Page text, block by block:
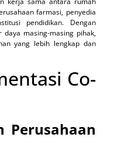
farmasi, penyedia
pendidikan. Dengan
daya masing-masing pihak,
yang lebih lengkap dan
Co-
Perusahaan